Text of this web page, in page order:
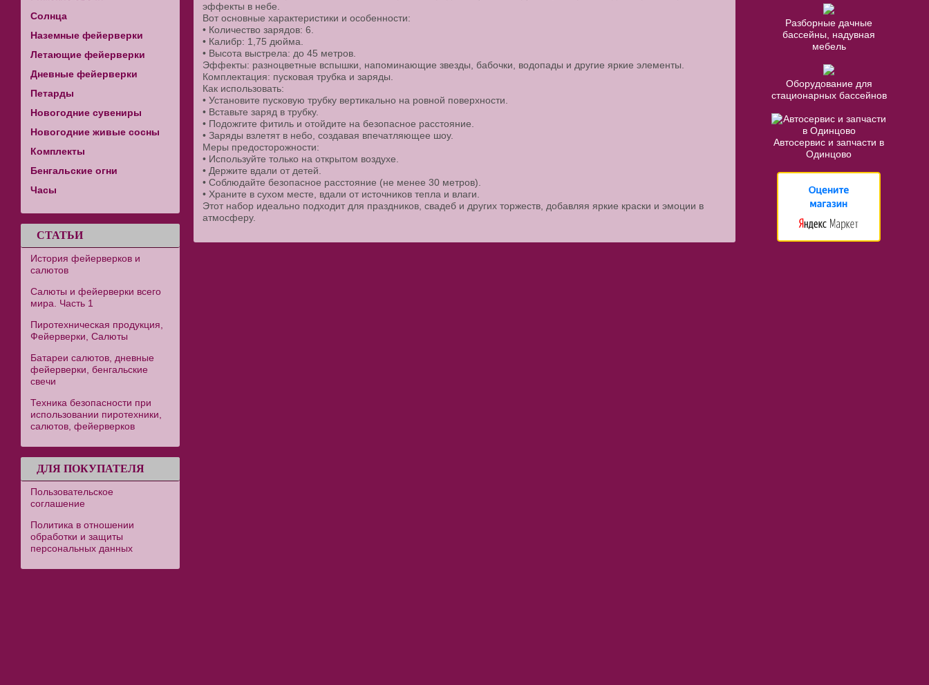
Солнца
Наземные фейерверки
Летающие фейерверки
Дневные фейерверки
Петарды
Новогодние сувениры
Новогодние живые сосны
Комплекты
Бенгальские огни
Часы
СТАТЬИ
История фейерверков и
салютов
Салюты и фейерверки всего
мира. Часть 1
Пиротехническая продукция,
Фейерверки, Салюты
Батареи салютов, дневные
фейерверки, бенгальские
свечи
Техника безопасности при
использовании пиротехники,
салютов, фейерверков
ДЛЯ ПОКУПАТЕЛЯ
Пользовательское
соглашение
Политика в отношении
обработки и защиты
персональных данных
эффекты в небе.
Вот основные характеристики и особенности:
• Количество зарядов: 6.
• Калибр: 1,75 дюйма.
• Высота выстрела: до 45 метров.
Эффекты: разноцветные вспышки, напоминающие звезды, бабочки, водопады и другие яркие элементы.
Комплектация: пусковая трубка и заряды.
Как использовать:
• Установите пусковую трубку вертикально на ровной поверхности.
• Вставьте заряд в трубку.
• Подожгите фитиль и отойдите на безопасное расстояние.
• Заряды взлетят в небо, создавая впечатляющее шоу.
Меры предосторожности:
• Используйте только на открытом воздухе.
• Держите вдали от детей.
• Соблюдайте безопасное расстояние (не менее 30 метров).
• Храните в сухом месте, вдали от источников тепла и влаги.
Этот набор идеально подходит для праздников, свадеб и других торжеств, добавляя яркие краски и эмоции в
атмосферу.
Разборные дачные
бассейны, надувная
мебель
Оборудование для
стационарных бассейнов
Автосервис и запчасти в
Одинцово